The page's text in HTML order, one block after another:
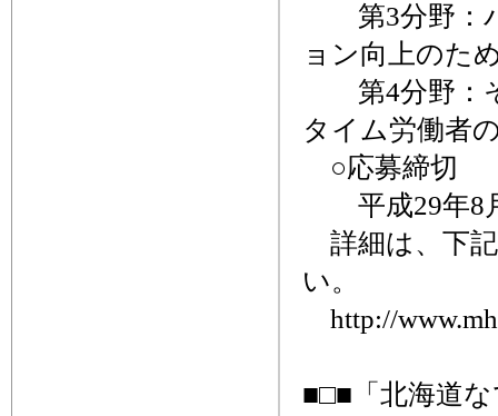
第3分野：パ
ョン向上のた
第4分野：そ
タイム労働者
○応募締切
平成29年8
詳細は、下
い。
http://
■□■「北海道